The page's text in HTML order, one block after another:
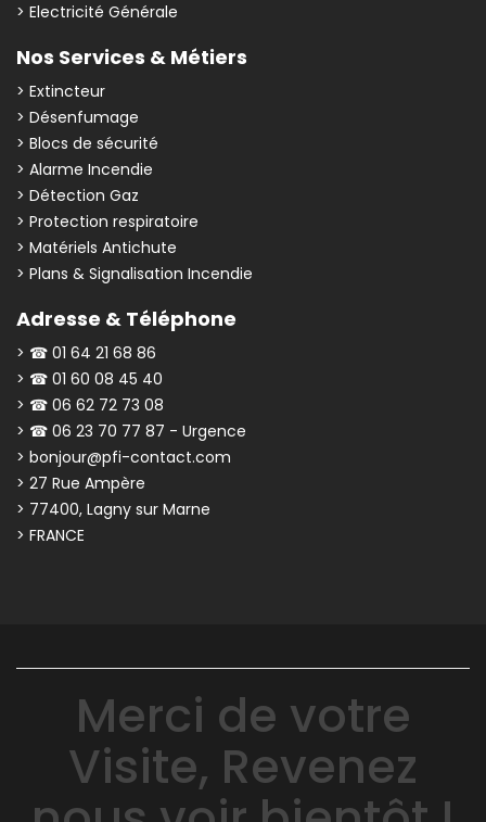
> Electricité Générale
Nos Services & Métiers
> Extincteur
> Désenfumage
> Blocs de sécurité
> Alarme Incendie
> Détection Gaz
> Protection respiratoire
> Matériels Antichute
> Plans & Signalisation Incendie
Adresse & Téléphone
> ☎ 01 64 21 68 86
> ☎ 01 60 08 45 40
> ☎ 06 62 72 73 08
> ☎ 06 23 70 77 87 - Urgence
> bonjour@pfi-contact.com
> 27 Rue Ampère
> 77400, Lagny sur Marne
> FRANCE
Merci de votre
Visite, Revenez